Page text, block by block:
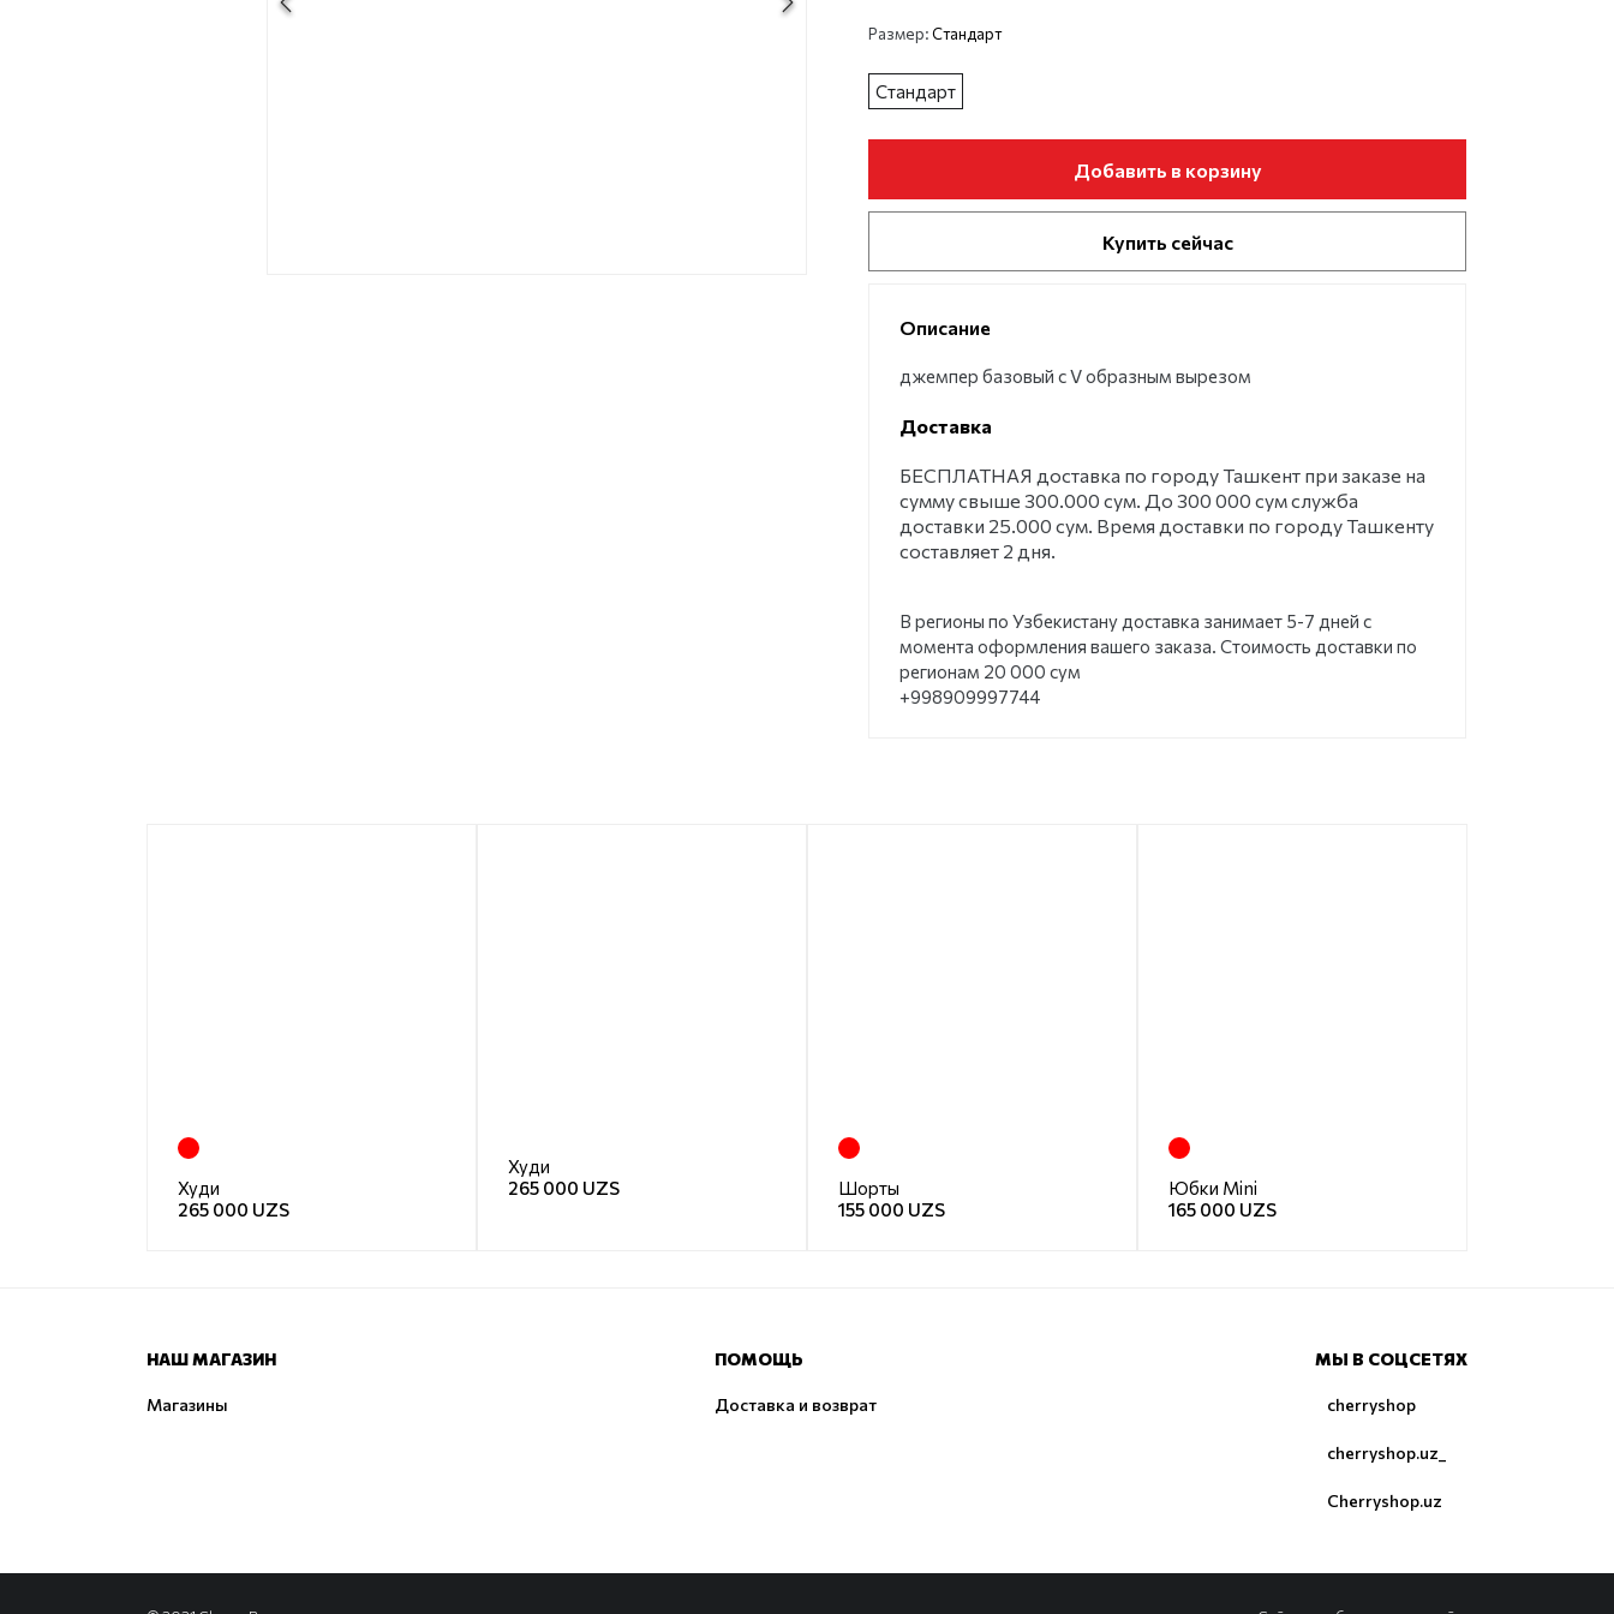
Размер:Стандарт
Стандарт
Добавить в корзину
Купить сейчас
Описание
джемпер базовый с V образным вырезом
Доставка
БЕСПЛАТНАЯ доставка по городу Ташкент при заказе на
сумму свыше 300.000 сум. До 300 000 сум служба
доставки 25.000 сум. Время доставки по городу Ташкенту
составляет 2 дня.
В регионы по Узбекистану доставка занимает 5-7 дней с
момента оформления вашего заказа. Стоимость доставки по
регионам 20 000 сум
+998909997744
Худи
265 000 UZS
Худи
265 000 UZS
Шорты
155 000 UZS
Юбки Mini
165 000 UZS
НАШ МАГАЗИН
Магазины
ПОМОЩЬ
Доставка и возврат
МЫ В СОЦСЕТЯХ
cherryshop
cherryshop.uz_
Cherryshop.uz